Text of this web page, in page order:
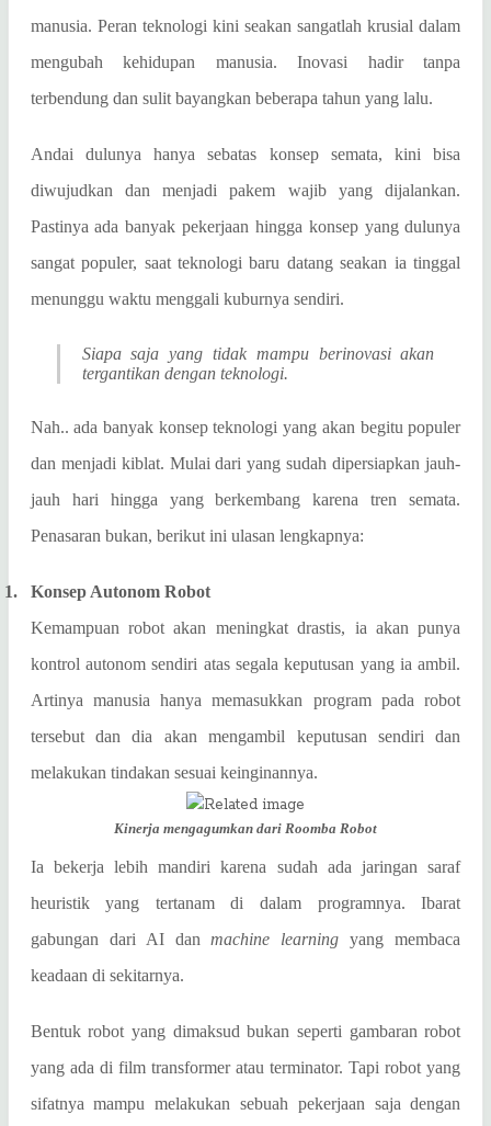
manusia. Peran teknologi kini seakan sangatlah krusial dalam
mengubah kehidupan manusia. Inovasi hadir tanpa
terbendung dan sulit bayangkan beberapa tahun yang lalu.
Andai dulunya hanya sebatas konsep semata, kini bisa
diwujudkan dan menjadi pakem wajib yang dijalankan.
Pastinya ada banyak pekerjaan hingga konsep yang dulunya
sangat populer, saat teknologi baru datang seakan ia tinggal
menunggu waktu menggali kuburnya sendiri.
Siapa saja yang tidak mampu berinovasi akan
tergantikan dengan teknologi.
Nah.. ada banyak konsep teknologi yang akan begitu populer
dan menjadi kiblat. Mulai dari yang sudah dipersiapkan jauh-
jauh hari hingga yang berkembang karena tren semata.
Penasaran bukan, berikut ini ulasan lengkapnya:
1.
Konsep Autonom Robot
Kemampuan robot akan meningkat drastis, ia akan punya
kontrol autonom sendiri atas segala keputusan yang ia ambil.
Artinya manusia hanya memasukkan program pada robot
tersebut dan dia akan mengambil keputusan sendiri dan
melakukan tindakan sesuai keinginannya.
Kinerja mengagumkan dari Roomba Robot
Ia bekerja lebih mandiri karena sudah ada jaringan saraf
heuristik yang tertanam di dalam programnya. Ibarat
gabungan dari AI danmachine learning yang membaca
keadaan di sekitarnya.
Bentuk robot yang dimaksud bukan seperti gambaran robot
yang ada di film transformer atau terminator. Tapi robot yang
sifatnya mampu melakukan sebuah pekerjaan saja dengan